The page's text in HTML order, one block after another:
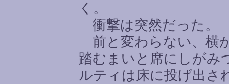
く。
衝撃は突然だった。
前と変わらない、横
踏むまいと席にしがみ
ルティは床に投げ出さ